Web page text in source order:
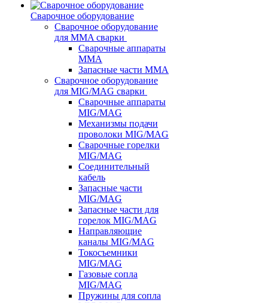
Сварочное оборудование
Сварочное оборудование
для MMA сварки
Сварочные аппараты
MMA
Запасные части MMA
Сварочное оборудование
для MIG/MAG сварки
Сварочные аппараты
MIG/MAG
Механизмы подачи
проволоки MIG/MAG
Сварочные горелки
MIG/MAG
Соединительный
кабель
Запасные части
MIG/MAG
Запасные части для
горелок MIG/MAG
Направляющие
каналы MIG/MAG
Токосъемники
MIG/MAG
Газовые сопла
MIG/MAG
Пружины для сопла